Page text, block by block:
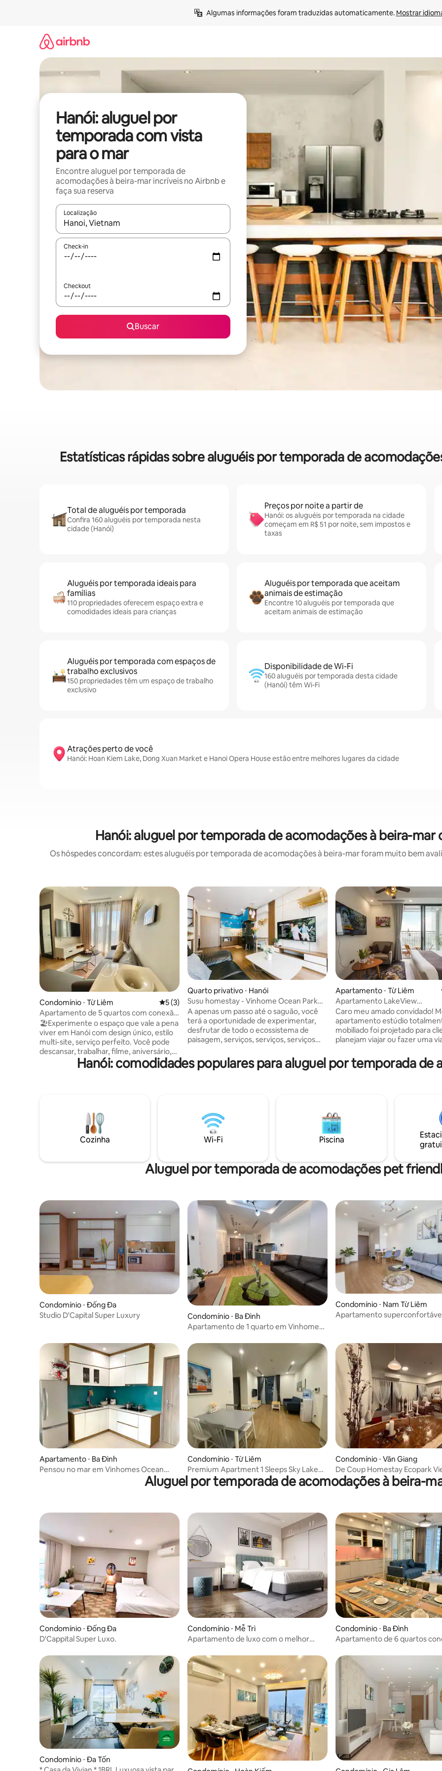
Algumas informações foram traduzidas automaticamente. Mostrar
Hanói: aluguel por
temporada com vista
para o mar
Encontre aluguel por temporada de
acomodações à beira-mar incríveis no Airbnb e
faça sua reserva
Localização
Quando os resultados estiverem disponíveis, explore-os usando as seta para cima e para baixo do teclado ou tocando
Check-in
Checkout
Buscar
Estatísticas rápidas sobre aluguéis por temporada de
Total de aluguéis por temporada
Confira 160 aluguéis por temporada nesta
cidade (Hanói)
Preços por noite a partir de
Hanói: os aluguéis por temporada na cidade
começam em R$ 51 por noite, sem impostos e
taxas
Aluguéis por temporada ideais para
famílias
110 propriedades oferecem espaço extra e
comodidades ideais para crianças
Aluguéis por temporada que aceitam
animais de estimação
Encontre 10 aluguéis por temporada que
aceitam animais de estimação
Aluguéis por temporada com espaços de
trabalho exclusivos
150 propriedades têm um espaço de trabalho
exclusivo
Disponibilidade de Wi-Fi
160 aluguéis por temporada desta cidade
(Hanói) têm Wi-Fi
Atrações perto de você
Hanói: Hoan Kiem Lake, Dong Xuan Market e Hanoi Opera House estão entre melhores lugares da cidade
Hanói: aluguel por temporada de acomodações à beira-mar
Os hóspedes concordam: estes aluguéis por temporada de acomodações à beira-mar foram muito bem
Condomínio ⋅ Từ Liêm 5 de uma avaliação média de 5, 3 avaliações
5 (3)
Apartamento de 5 quartos com conexão
Sky Lake
🏖Experimente o espaço que vale a pena
viver em Hanói com design único, estilo
multi-site, serviço perfeito. Você pode
descansar, trabalhar, filme, aniversário,
festa,… - Check-in/out automaticamente
- Varanda aberta, bela vista - Instalações
secador de cabelo, ferro de passar É um
prazer trazer luxo, apartamentos
privados, segurança e uma sensação
aconchegante, totalmente mobiliada
Quarto privativo ⋅ Hanói
Susu homestay - Vinhome Ocean Park
Beach City
A apenas um passo até o saguão, você
terá a oportunidade de experimentar,
desfrutar de todo o ecossistema de
paisagem, serviços, serviços, serviços
Vinuni: local de check-in ideal - Academia
ao ar livre gratuita - Garagem de
indispensável é o mar artificial do lago de
6,1 ha, o check-in de areia branca
ensolarada dourada é extremamente
luxuoso.
Apartamento ⋅ Từ Liêm
Apartamento LakeView
@VinhomesGreenBay @ Hanói
Caro meu amado convidado!
apartamento estúdio
mobiliado foi projetado para
planejam viajar ou fazer uma
para casais, amigos e
ou terem uma viagem ❤de
desfrutar ao máximo. Fica em
National Conference Center &
Marriott Hotel, a apenas 30
Aeroporto Internacional Noi
Hanói: comodidades populares para aluguel por temporada de
Cozinha Wi-Fi Piscina
Aluguel por temporada de acomodações pet
Condomínio ⋅ Đống Đa
Studio D'Capital Super Luxury
Condomínio ⋅ Ba Đình
Apartamento de 1 quarto em Vinhomes
Condomínio ⋅ Nam Từ Liêm
Apartamento
Apartamento ⋅ Ba Đình
Pensou no mar em Vinhomes Ocean
Condomínio ⋅ Từ Liêm
Premium Apartment 1 Sleeps Sky Lake
Pham Hung.
Condomínio ⋅ Văn Giang
De Coup Homestay Ecopark
Aluguel por temporada de acomodações à beira-
Condomínio ⋅ Đống Đa
D'Cappital Super Luxo.
Condomínio ⋅ Mễ Trì
Apartamento de luxo com o melhor
Condomínio ⋅ Ba Đình
Apartamento de 6 quartos
Condomínio ⋅ Đa Tốn